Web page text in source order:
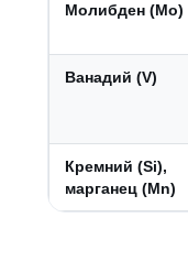
Молибден (Mo)
Ванадий (V)
Кремний (Si),
марганец (Mn)